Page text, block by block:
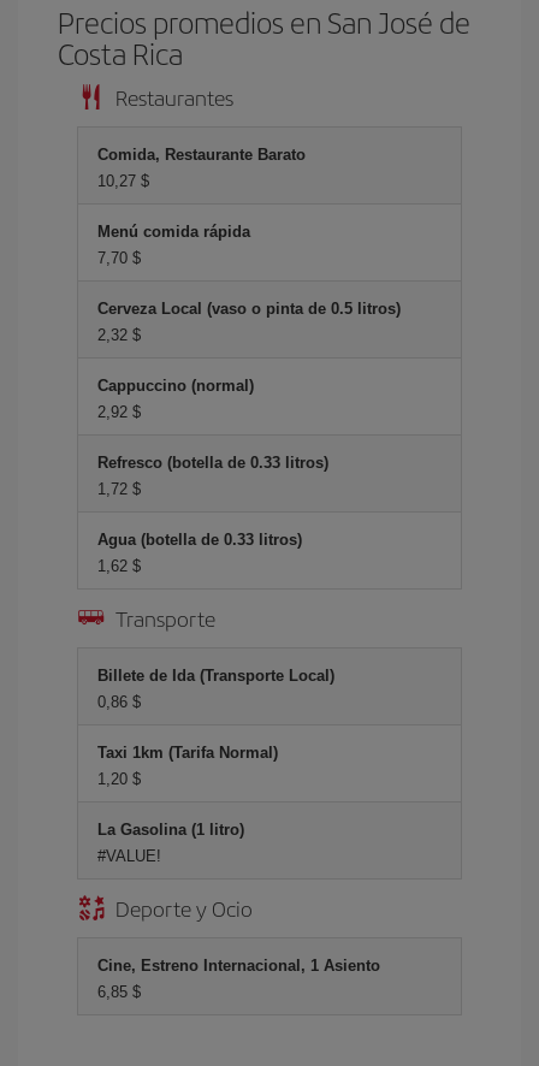
Precios promedios en San José de
Costa Rica
Restaurantes
Comida, Restaurante Barato
10,27 $
Menú comida rápida
7,70 $
Cerveza Local (vaso o pinta de 0.5 litros)
2,32 $
Cappuccino (normal)
2,92 $
Refresco (botella de 0.33 litros)
1,72 $
Agua (botella de 0.33 litros)
1,62 $
Transporte
Billete de Ida (Transporte Local)
0,86 $
Taxi 1km (Tarifa Normal)
1,20 $
La Gasolina (1 litro)
#VALUE!
Deporte y Ocio
Cine, Estreno Internacional, 1 Asiento
6,85 $